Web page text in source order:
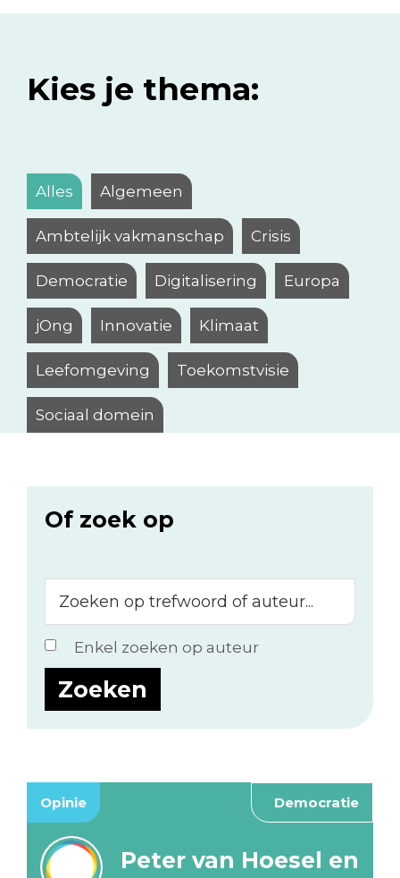
Kies je thema:
Alles Algemeen
Ambtelijk vakmanschap Crisis
Democratie Digitalisering Europa
jOng Innovatie Klimaat
Leefomgeving Toekomstvisie
Sociaal domein
Of zoek op
op
trefwoord
of
auteur...
Enkel zoeken op auteur
Opinie Democratie
Peter van Hoesel en